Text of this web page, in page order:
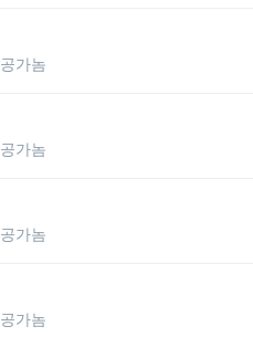
공가놈
공가놈
공가놈
공가놈